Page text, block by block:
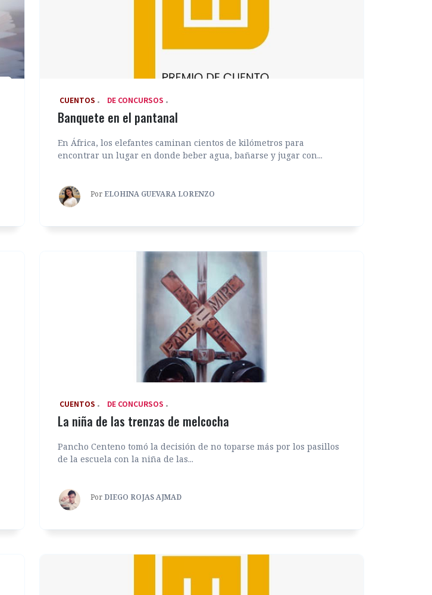
‎ CUENTOS DE CONCURSOS
Banquete en el pantanal
En África, los elefantes caminan cientos de kilómetros para
encontrar un lugar en donde beber agua, bañarse y jugar con...
Por ELOHINA GUEVARA LORENZO
‎ CUENTOS DE CONCURSOS
La niña de las trenzas de melcocha
Pancho Centeno tomó la decisión de no toparse más por los pasillos
de la escuela con la niña de las...
Por DIEGO ROJAS AJMAD